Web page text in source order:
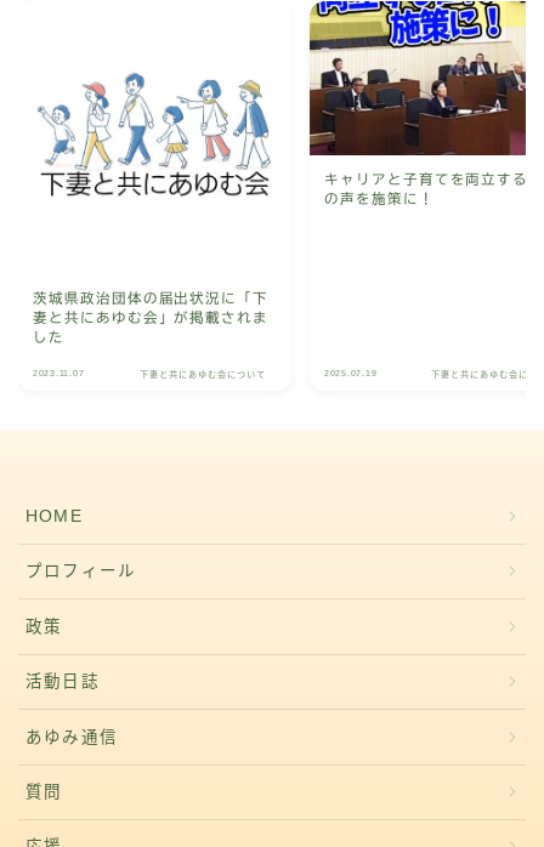
茨城県政治団体の届出状況に「下
妻と共にあゆむ会」が掲載されま
した
2023.11.07 下妻と共にあゆむ会について
キャリアと子育てを両立する
の声を施策に！
2025.07.19 下妻と共にあゆむ会につ
HOME
プロフィール
政策
活動日誌
あゆみ通信
質問